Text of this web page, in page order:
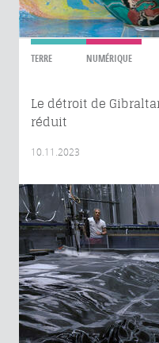
TERRE NUMÉRIQUE
Le détroit de
réduit
10.11.2023